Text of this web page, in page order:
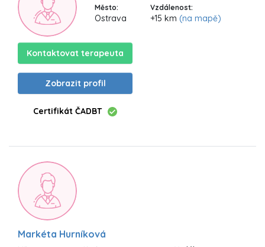
Město:
Ostrava
Vzdálenost:
+15 km (na mapě)
Kontaktovat terapeuta
Zobrazit profil
Certifikát ČADBT
Markéta Hurníková